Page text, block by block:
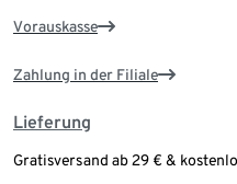
Vorauskasse
Zahlung in der Filiale
Lieferung
Gratisversand ab 29 € &